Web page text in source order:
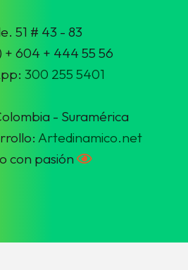
51 # 43 - 83
+ 604 + 444 55 56
300 255 5401
- Suramérica
Artedinamico.net
con pasión